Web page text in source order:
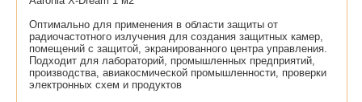
Оптимально для применения в области защиты от
радиочастотного излучения для создания защитных камер,
помещений с защитой, экранированного центра управления.
Подходит для лабораторий, промышленных предприятий,
производства, авиакосмической промышленности, проверки
электронных схем и продуктов